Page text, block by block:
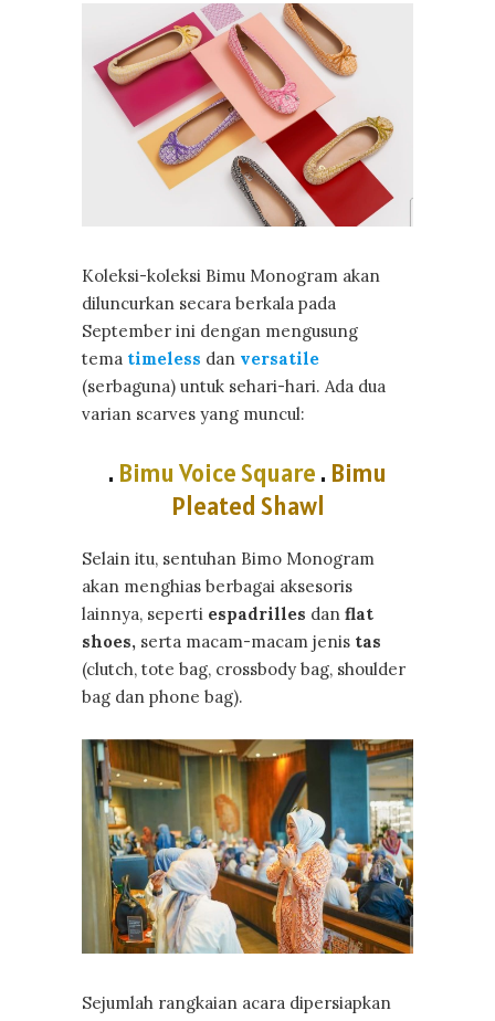
Koleksi-koleksi Bimu Monogram akan
diluncurkan secara berkala pada
September ini dengan mengusung
tema timeless dan versatile
(serbaguna) untuk sehari-hari. Ada dua
varian scarves yang muncul:
. Bimu Voice Square . Bimu
Pleated Shawl
Selain itu, sentuhan Bimo Monogram
akan menghias berbagai aksesoris
lainnya, seperti espadrilles dan flat
shoes, serta macam-macam jenis tas
(clutch, tote bag, crossbody bag, shoulder
bag dan phone bag).
Sejumlah rangkaian acara dipersiapkan